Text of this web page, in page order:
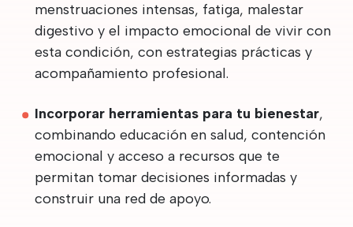
menstruaciones intensas, fatiga, malestar
digestivo y el impacto emocional de vivir con
esta condición, con estrategias prácticas y
acompañamiento profesional.
Incorporar herramientas para tu bienestar,
combinando educación en salud, contención
emocional y acceso a recursos que te
permitan tomar decisiones informadas y
construir una red de apoyo.